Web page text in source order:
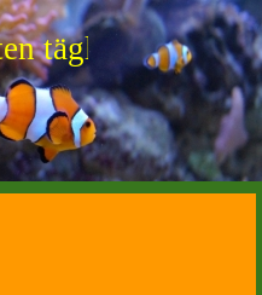
täglich von